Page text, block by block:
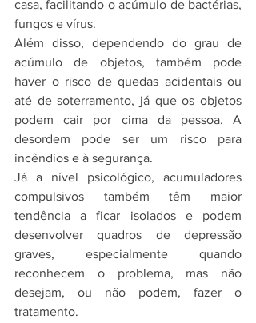
casa, facilitando o acúmulo de bactérias,
fungos e vírus.
Além disso, dependendo do grau de
acúmulo de objetos, também pode
haver o risco de quedas acidentais ou
até de soterramento, já que os objetos
podem cair por cima da pessoa. A
desordem pode ser um risco para
incêndios e à segurança.
Já a nível psicológico, acumuladores
compulsivos também têm maior
tendência a ficar isolados e podem
desenvolver quadros de depressão
graves, especialmente quando
reconhecem o problema, mas não
desejam, ou não podem, fazer o
tratamento.